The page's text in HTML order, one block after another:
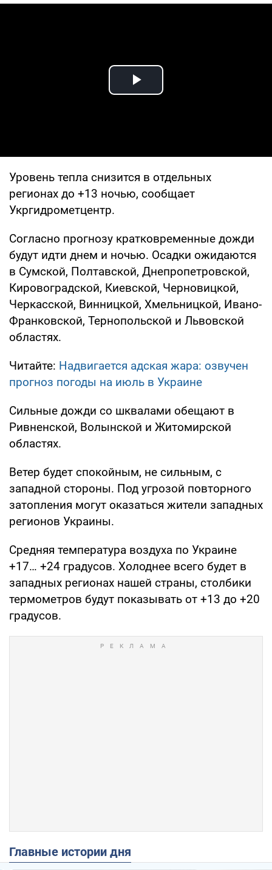
Play Video
Уровень тепла снизится в отдельных
регионах до +13 ночью, сообщает
Укргидрометцентр.
Согласно прогнозу кратковременные дожди
будут идти днем и ночью. Осадки ожидаются
в Сумской, Полтавской, Днепропетровской,
Кировоградской, Киевской, Черновицкой,
Черкасской, Винницкой, Хмельницкой, Ивано-
Франковской, Тернопольской и Львовской
областях.
Читайте: Надвигается адская жара: озвучен
прогноз погоды на июль в Украине
Сильные дожди со шквалами обещают в
Ривненской, Волынской и Житомирской
областях.
Ветер будет спокойным, не сильным, с
западной стороны. Под угрозой повторного
затопления могут оказаться жители западных
регионов Украины.
Средняя температура воздуха по Украине
+17… +24 градусов. Холоднее всего будет в
западных регионах нашей страны, столбики
термометров будут показывать от +13 до +20
градусов.
Главные истории дня